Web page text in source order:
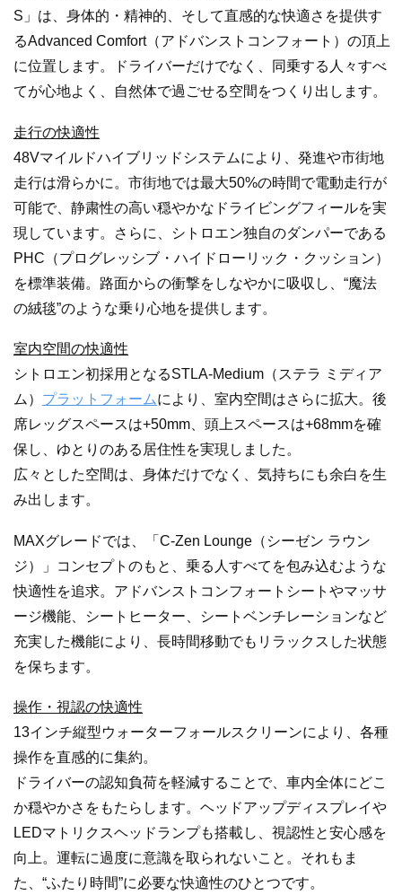
S」は、身体的・精神的、そして直感的な快適さを提供す
るAdvanced Comfort（アドバンストコンフォート）の頂上
に位置します。ドライバーだけでなく、同乗する人々すべ
てが心地よく、自然体で過ごせる空間をつくり出します。
走行の快適性
48Vマイルドハイブリッドシステムにより、発進や市街地
走行は滑らかに。市街地では最大50%の時間で電動走行が
可能で、静粛性の高い穏やかなドライビングフィールを実
現しています。さらに、シトロエン独自のダンパーである
PHC（プログレッシブ・ハイドローリック・クッション）
を標準装備。路面からの衝撃をしなやかに吸収し、“魔法
の絨毯”のような乗り心地を提供します。
室内空間の快適性
シトロエン初採用となるSTLA-Medium（ステラ ミディア
ム） プラットフォームにより、室内空間はさらに拡大。後
席レッグスペースは+50mm、頭上スペースは+68mmを確
保し、ゆとりのある居住性を実現しました。
広々とした空間は、身体だけでなく、気持ちにも余白を生
み出します。
MAXグレードでは、「C-Zen Lounge（シーゼン ラウン
ジ）」コンセプトのもと、乗る人すべてを包み込むような
快適性を追求。アドバンストコンフォートシートやマッサ
ージ機能、シートヒーター、シートベンチレーションなど
充実した機能により、長時間移動でもリラックスした状態
を保ちます。
操作・視認の快適性
13インチ縦型ウォーターフォールスクリーンにより、各種
操作を直感的に集約。
ドライバーの認知負荷を軽減することで、車内全体にどこ
か穏やかさをもたらします。ヘッドアップディスプレイや
LEDマトリクスヘッドランプも搭載し、視認性と安心感を
向上。運転に過度に意識を取られないこと。それもま
た、“ふたり時間”に必要な快適性のひとつです。